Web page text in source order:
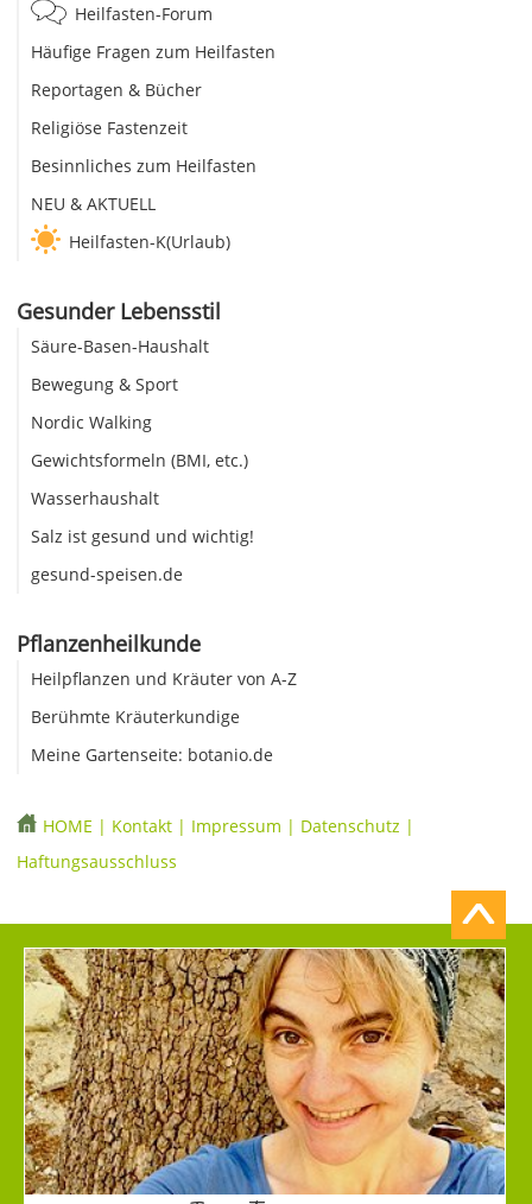
Heilfasten-Forum
Häufige Fragen zum Heilfasten
Reportagen & Bücher
Religiöse Fastenzeit
Besinnliches zum Heilfasten
NEU & AKTUELL
Heilfasten-K(Urlaub)
Gesunder Lebensstil
Säure-Basen-Haushalt
Bewegung & Sport
Nordic Walking
Gewichtsformeln (BMI, etc.)
Wasserhaushalt
Salz ist gesund und wichtig!
gesund-speisen.de
Pflanzenheilkunde
Heilpflanzen und Kräuter von A-Z
Berühmte Kräuterkundige
Meine Gartenseite: botanio.de
HOME | Kontakt | Impressum | Datenschutz |
Haftungsausschluss